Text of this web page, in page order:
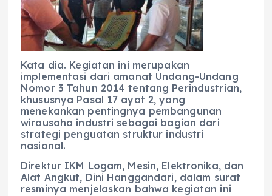
Kata dia. Kegiatan ini merupakan
implementasi dari amanat Undang-Undang
Nomor 3 Tahun 2014 tentang Perindustrian,
khususnya Pasal 17 ayat 2, yang
menekankan pentingnya pembangunan
wirausaha industri sebagai bagian dari
strategi penguatan struktur industri
nasional.
Direktur IKM Logam, Mesin, Elektronika, dan
Alat Angkut, Dini Hanggandari, dalam surat
resminya menjelaskan bahwa kegiatan ini